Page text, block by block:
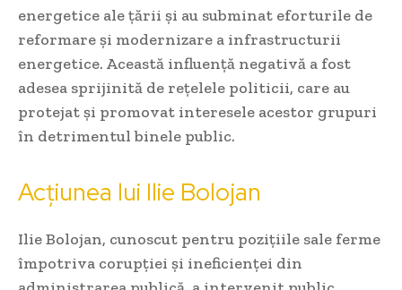
energetice ale țării și au subminat eforturile de
reformare și modernizare a infrastructurii
energetice. Această influență negativă a fost
adesea sprijinită de rețelele politicii, care au
protejat și promovat interesele acestor grupuri
în detrimentul binele public.
Acțiunea lui Ilie Bolojan
Ilie Bolojan, cunoscut pentru pozițiile sale ferme
împotriva corupției și ineficienței din